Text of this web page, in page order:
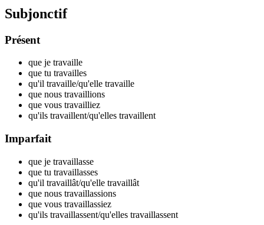
Subjonctif
Présent
que je travaille
que tu travailles
qu'il travaille/qu'elle travaille
que nous travaillions
que vous travailliez
qu'ils travaillent/qu'elles travaillent
Imparfait
que je travaillasse
que tu travaillasses
qu'il travaillât/qu'elle travaillât
que nous travaillassions
que vous travaillassiez
qu'ils travaillassent/qu'elles travaillassent